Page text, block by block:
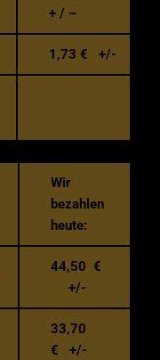
+ / –
1,73 € +/-
Wir
bezahlen
heute:
44,50 €
+/-
33,70
€ +/-